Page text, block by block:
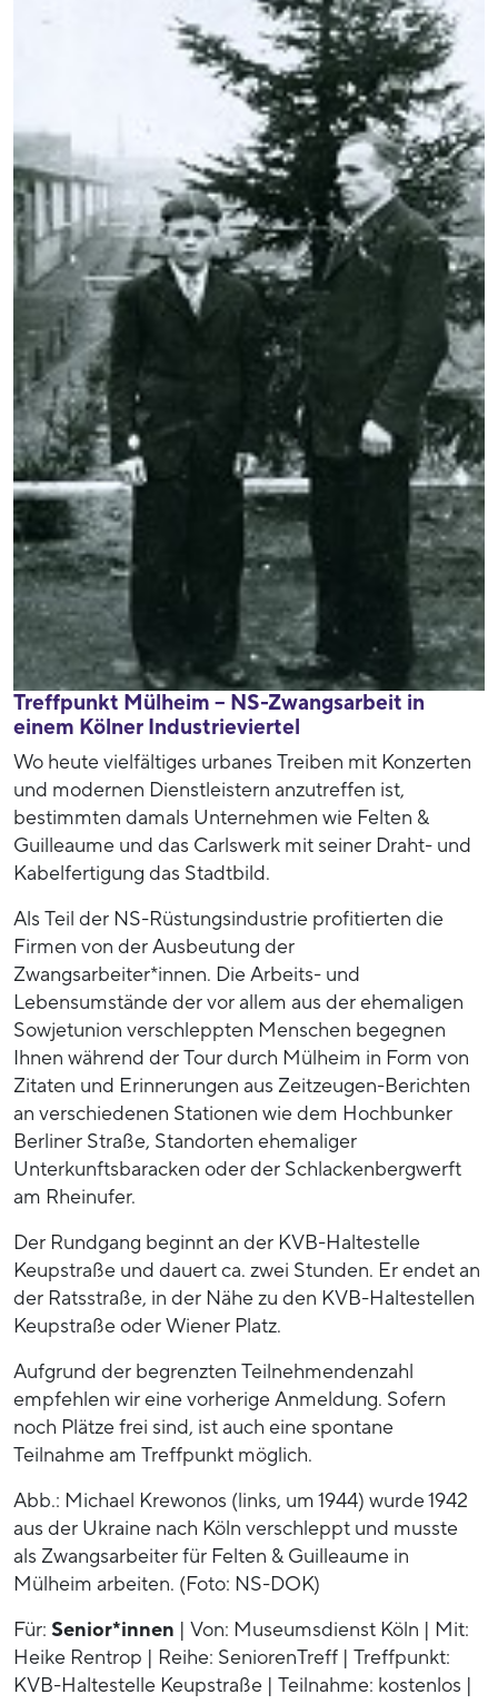
Treffpunkt Mülheim – NS-Zwangsarbeit in
einem Kölner Industrieviertel
Wo heute vielfältiges urbanes Treiben mit Konzerten
und modernen Dienstleistern anzutreffen ist,
bestimmten damals Unternehmen wie Felten &
Guilleaume und das Carlswerk mit seiner Draht- und
Kabelfertigung das Stadtbild.
Als Teil der NS-Rüstungsindustrie profitierten die
Firmen von der Ausbeutung der
Zwangsarbeiter*innen. Die Arbeits- und
Lebensumstände der vor allem aus der ehemaligen
Sowjetunion verschleppten Menschen begegnen
Ihnen während der Tour durch Mülheim in Form von
Zitaten und Erinnerungen aus Zeitzeugen-Berichten
an verschiedenen Stationen wie dem Hochbunker
Berliner Straße, Standorten ehemaliger
Unterkunftsbaracken oder der Schlackenbergwerft
am Rheinufer.
Der Rundgang beginnt an der KVB-Haltestelle
Keupstraße und dauert ca. zwei Stunden. Er endet an
der Ratsstraße, in der Nähe zu den KVB-Haltestellen
Keupstraße oder Wiener Platz.
Aufgrund der begrenzten Teilnehmendenzahl
empfehlen wir eine vorherige Anmeldung. Sofern
noch Plätze frei sind, ist auch eine spontane
Teilnahme am Treffpunkt möglich.
Abb.: Michael Krewonos (links, um 1944) wurde 1942
aus der Ukraine nach Köln verschleppt und musste
als Zwangsarbeiter für Felten & Guilleaume in
Mülheim arbeiten. (Foto: NS-DOK)
Für: Senior*innen | Von: Museumsdienst Köln | Mit:
Heike Rentrop | Reihe: SeniorenTreff | Treffpunkt:
KVB-Haltestelle Keupstraße | Teilnahme: kostenlos |